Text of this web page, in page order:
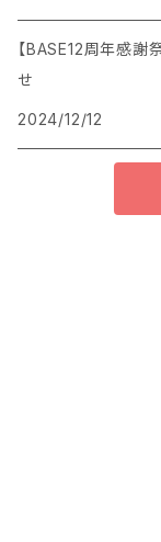
【BASE12周年感謝
せ
2024/12/12